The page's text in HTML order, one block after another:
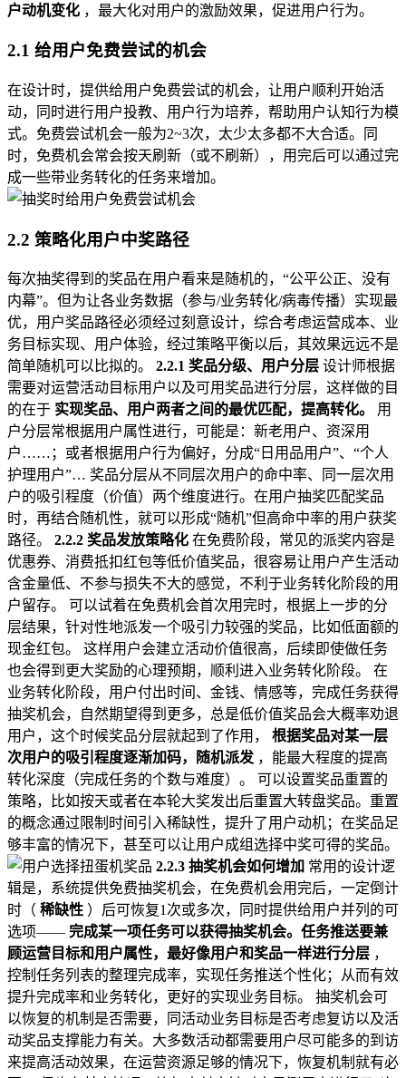
户动机变化 ，最大化对用户的激励效果，促进用户行为。
2.1 给用户免费尝试的机会
在设计时，提供给用户免费尝试的机会，让用户顺利开始活
动，同时进行用户投教、用户行为培养，帮助用户认知行为模
式。免费尝试机会一般为2~3次，太少太多都不大合适。同
时，免费机会常会按天刷新（或不刷新），用完后可以通过完
成一些带业务转化的任务来增加。
2.2 策略化用户中奖路径
每次抽奖得到的奖品在用户看来是随机的，“公平公正、没有
内幕”。但为让各业务数据（参与/业务转化/病毒传播）实现最
优，用户奖品路径必须经过刻意设计，综合考虑运营成本、业
务目标实现、用户体验，经过策略平衡以后，其效果远远不是
简单随机可以比拟的。 2.2.1 奖品分级、用户分层 设计师根据
需要对运营活动目标用户以及可用奖品进行分层，这样做的目
的在于 实现奖品、用户两者之间的最优匹配，提高转化。
用
户分层常根据用户属性进行，可能是：新老用户、资深用
户……；或者根据用户行为偏好，分成“日用品用户”、“个人
护理用户”… 奖品分层从不同层次用户的命中率、同一层次用
户的吸引程度（价值）两个维度进行。在用户抽奖匹配奖品
时，再结合随机性，就可以形成“随机”但高命中率的用户获奖
路径。 2.2.2 奖品发放策略化 在免费阶段，常见的派奖内容是
优惠券、消费抵扣红包等低价值奖品，很容易让用户产生活动
含金量低、不参与损失不大的感觉，不利于业务转化阶段的用
户留存。 可以试着在免费机会首次用完时，根据上一步的分
层结果，针对性地派发一个吸引力较强的奖品，比如低面额的
现金红包。 这样用户会建立活动价值很高，后续即使做任务
也会得到更大奖励的心理预期，顺利进入业务转化阶段。 在
业务转化阶段，用户付出时间、金钱、情感等，完成任务获得
抽奖机会，自然期望得到更多，总是低价值奖品会大概率劝退
用户，这个时候奖品分层就起到了作用， 根据奖品对某一层
次用户的吸引程度逐渐加码，随机派发 ，能最大程度的提高
转化深度（完成任务的个数与难度）。 可以设置奖品重置的
策略，比如按天或者在本轮大奖发出后重置大转盘奖品。重置
的概念通过限制时间引入稀缺性，提升了用户动机；在奖品足
够丰富的情况下，甚至可以让用户成组选择中奖可得的奖品。
2.2.3 抽奖机会如何增加 常用的设计逻
辑是，系统提供免费抽奖机会，在免费机会用完后，一定倒计
时（ 稀缺性 ）后可恢复1次或多次，同时提供给用户并列的可
选项—— 完成某一项任务可以获得抽奖机会。任务推送要兼
顾运营目标和用户属性，最好像用户和奖品一样进行分层 ，
控制任务列表的整理完成率，实现任务推送个性化；从而有效
提升完成率和业务转化，更好的实现业务目标。 抽奖机会可
以恢复的机制是否需要，同活动业务目标是否考虑复访以及活
动奖品支撑能力有关。大多数活动都需要用户尽可能多的到访
来提高活动效果，在运营资源足够的情况下，恢复机制就有必